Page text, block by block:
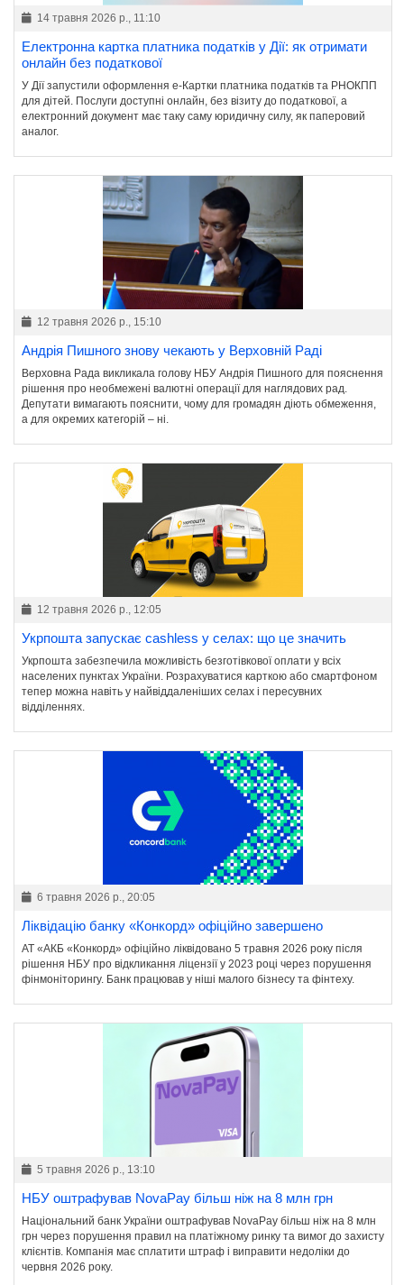
14 травня 2026 р., 11:10
Електронна картка платника податків у Дії: як отримати
онлайн без податкової
У Дії запустили оформлення е-Картки платника податків та РНОКПП
для дітей. Послуги доступні онлайн, без візиту до податкової, а
електронний документ має таку саму юридичну силу, як паперовий
аналог.
12 травня 2026 р., 15:10
Андрія Пишного знову чекають у Верховній Раді
Верховна Рада викликала голову НБУ Андрія Пишного для пояснення
рішення про необмежені валютні операції для наглядових рад.
Депутати вимагають пояснити, чому для громадян діють обмеження,
а для окремих категорій – ні.
12 травня 2026 р., 12:05
Укрпошта запускає cashless у селах: що це значить
Укрпошта забезпечила можливість безготівкової оплати у всіх
населених пунктах України. Розрахуватися карткою або смартфоном
тепер можна навіть у найвіддаленіших селах і пересувних
відділеннях.
6 травня 2026 р., 20:05
Ліквідацію банку «Конкорд» офіційно завершено
АТ «АКБ «Конкорд» офіційно ліквідовано 5 травня 2026 року після
рішення НБУ про відкликання ліцензії у 2023 році через порушення
фінмоніторингу. Банк працював у ніші малого бізнесу та фінтеху.
5 травня 2026 р., 13:10
НБУ оштрафував NovaPay більш ніж на 8 млн грн
Національний банк України оштрафував NovaPay більш ніж на 8 млн
грн через порушення правил на платіжному ринку та вимог до захисту
клієнтів. Компанія має сплатити штраф і виправити недоліки до
червня 2026 року.